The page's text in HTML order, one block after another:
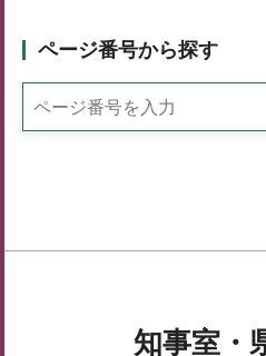
ページ番号から探す
知事室・